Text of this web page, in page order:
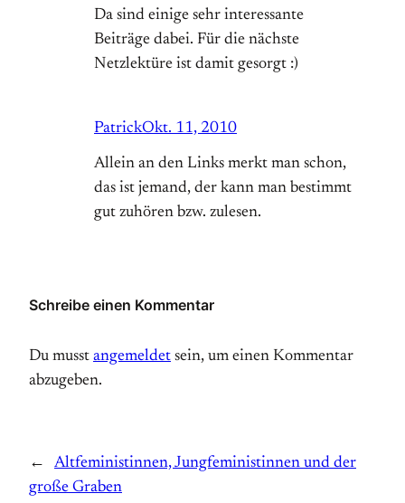
Da sind einige sehr interessante
Beiträge dabei. Für die nächste
Netzlektüre ist damit gesorgt :)
PatrickOkt. 11, 2010
Allein an den Links merkt man schon,
das ist jemand, der kann man bestimmt
gut zuhören bzw. zulesen.
Schreibe einen Kommentar
Du musst angemeldet sein, um einen Kommentar
abzugeben.
←
Altfeministinnen, Jungfeministinnen und der
große Graben